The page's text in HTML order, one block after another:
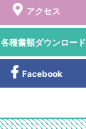
アクセス
各種書類ダウンロード
Facebook